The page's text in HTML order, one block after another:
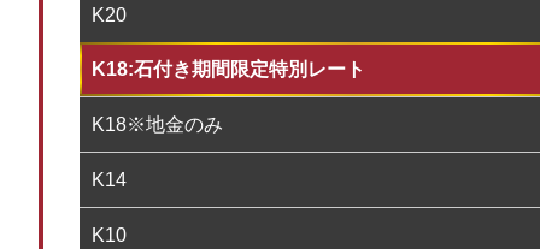
K20
K18:石付き期間限定特別レート
K18※地金のみ
K14
K10